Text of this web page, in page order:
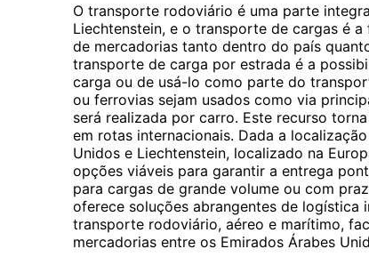
O transporte rodoviário é uma parte
Liechtenstein, e o transporte de cargas é
de mercadorias tanto dentro do país
transporte de carga por estrada é a
carga ou de usá-lo como parte do
ou ferrovias sejam usados ​​como via
será realizada por carro. Este recurso
em rotas internacionais. Dada a
Unidos e Liechtenstein, localizado na
opções viáveis para garantir a entrega
para cargas de grande volume ou com
oferece soluções abrangentes de logística
transporte rodoviário, aéreo e marítimo,
mercadorias entre os Emirados Árabes